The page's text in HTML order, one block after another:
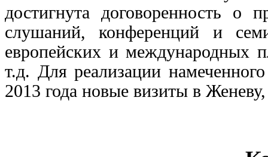
достигнута договоренность о
слушаний, конференций и
европейских и
т.д. Для реализации
2013 года новые визиты в